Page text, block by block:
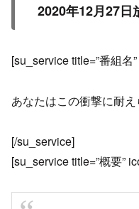
2020年12月27日
[su_service title=”番組名
あなたはこの衝撃に耐
[/su_service]
[su_service title=”概要”